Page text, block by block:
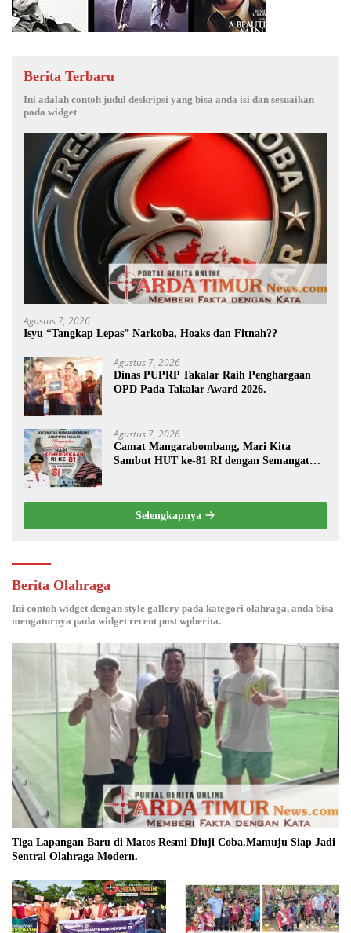
Berita Terbaru
Ini adalah contoh judul deskripsi yang bisa anda isi dan sesuaikan
pada widget
Agustus 7, 2026
Isyu “Tangkap Lepas” Narkoba, Hoaks dan Fitnah??
Agustus 7, 2026
Dinas PUPRP Takalar Raih Penghargaan
OPD Pada Takalar Award 2026.
Agustus 7, 2026
Camat Mangarabombang, Mari Kita
Sambut HUT ke-81 RI dengan Semangat
Selengkapnya
Berita Olahraga
Ini contoh widget dengan style gallery pada kategori olahraga, anda bisa
mengaturnya pada widget recent post wpberita.
Tiga Lapangan Baru di Matos Resmi Diuji Coba.Mamuju Siap Jadi
Sentral Olahraga Modern.